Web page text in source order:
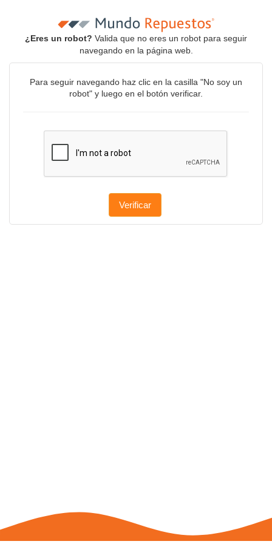
¿Eres un robot? Valida que no eres un robot para seguir
navegando en la página web.
Para seguir navegando haz clic en la casilla "No soy un
robot" y luego en el botón verificar.
Verificar